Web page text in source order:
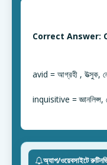
Correct Answer:
avid = আগ্রহী , উত্সুক,
inquisitive = জ্ঞানলিপ্স,
অ্যাপ/ওয়েবসাইটে